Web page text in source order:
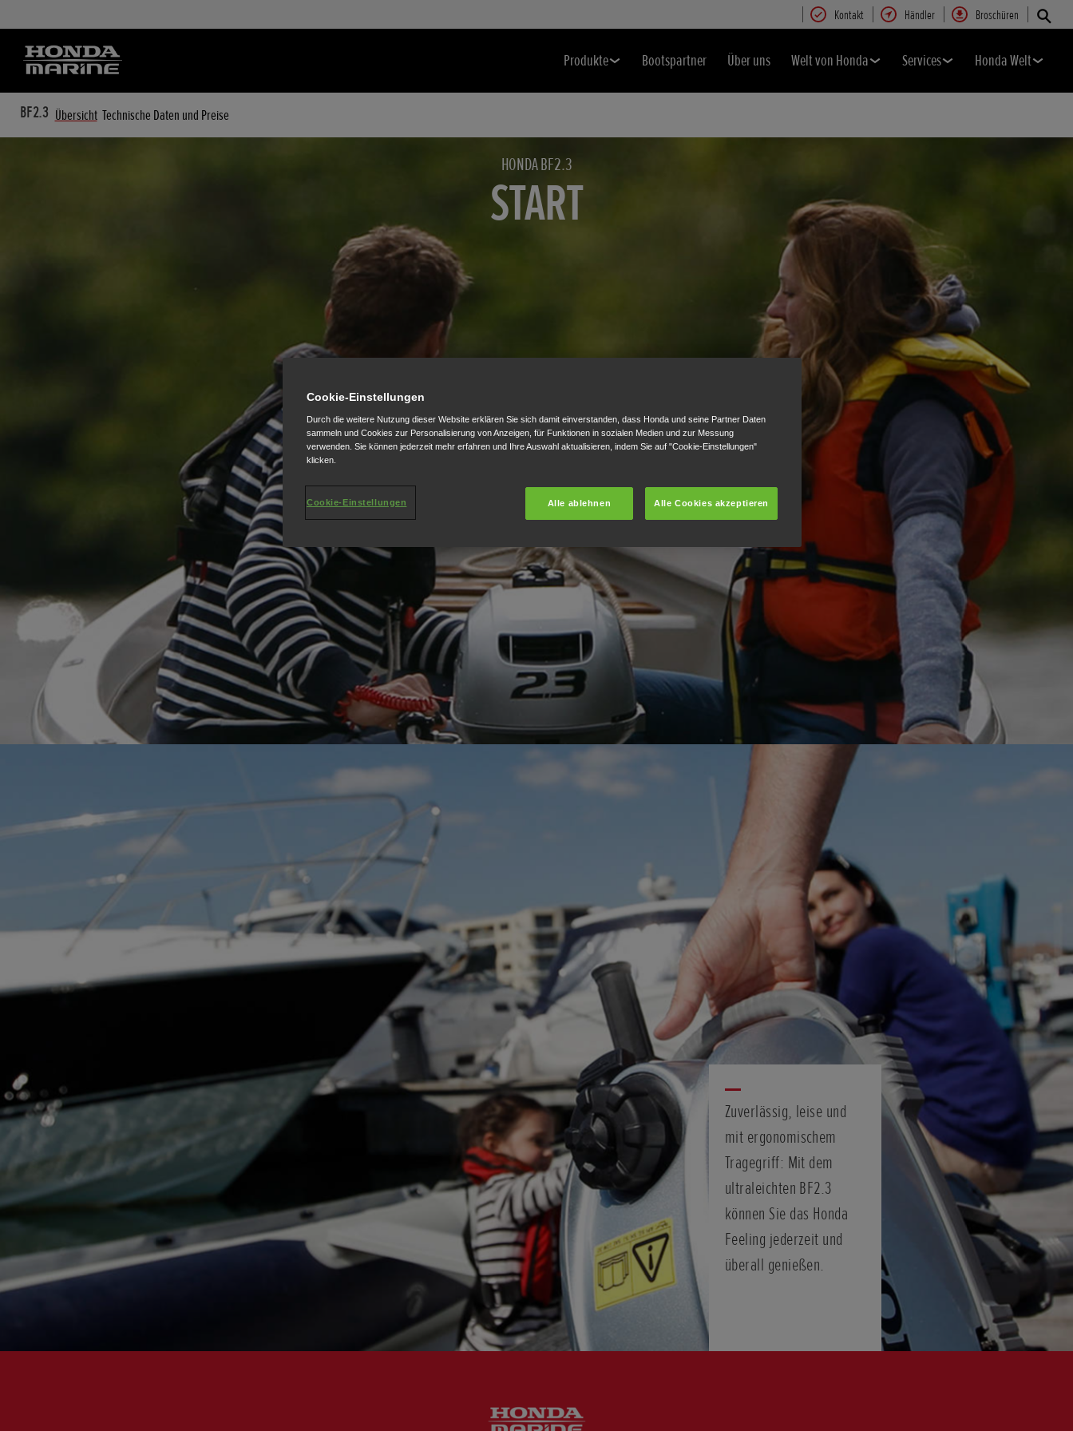
Kontakt Händler Broschüren
Produkte Bootspartner Über uns Welt von Honda Services Honda Welt
BF2.3 Übersicht Technische Daten und Preise
HONDA BF2.3
START
Zuverlässig, leise und
mit ergonomischem
Tragegriff: Mit dem
ultraleichten BF2.3
können Sie das Honda
Feeling jederzeit und
überall genießen.
Cookie-Einstellungen
Durch die weitere Nutzung dieser Website erklären Sie sich damit einverstanden, dass Honda und seine Partner Daten
sammeln und Cookies zur Personalisierung von Anzeigen, für Funktionen in sozialen Medien und zur Messung
verwenden. Sie können jederzeit mehr erfahren und Ihre Auswahl aktualisieren, indem Sie auf "Cookie-Einstellungen"
klicken.
Alle ablehnen Alle Cookies akzeptieren
Cookie-Einstellungen